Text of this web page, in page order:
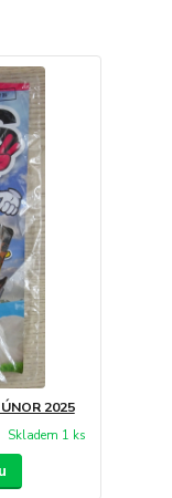
2025
Skladem 1 ks